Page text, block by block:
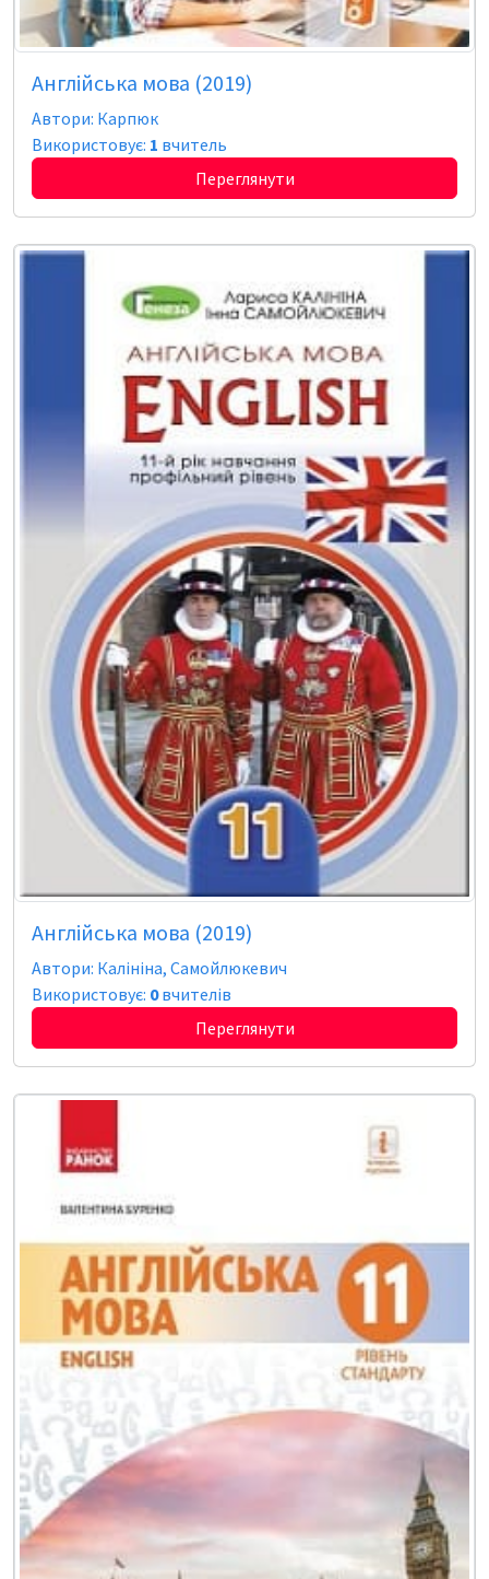
Англійська мова (2019)
Автори: Карпюк
Використовує: 1 вчитель
Переглянути
Англійська мова (2019)
Автори: Калініна, Самойлюкевич
Використовує: 0вчителів
Переглянути